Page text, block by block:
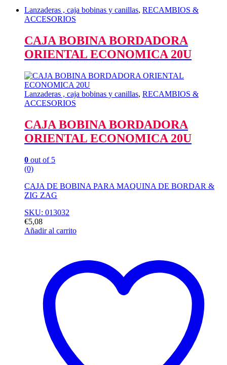
Lanzaderas , caja bobinas y canillas, RECAMBIOS &
ACCESORIOS
CAJA BOBINA BORDADORA
ORIENTAL ECONOMICA 20U
Lanzaderas , caja bobinas y canillas, RECAMBIOS &
ACCESORIOS
CAJA BOBINA BORDADORA
ORIENTAL ECONOMICA 20U
0 out of 5
(0)
CAJA DE BOBINA PARA MAQUINA DE BORDAR &
ZIG ZAG
SKU: 013032
€5,08
Añadir al carrito